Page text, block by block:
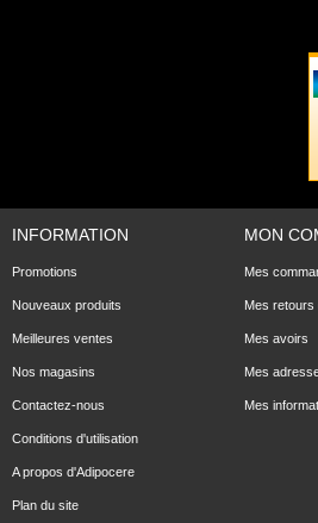
INFORMATION
Promotions
Nouveaux produits
Meilleures ventes
Nos magasins
Contactez-nous
Conditions d'utilisation
A propos d'Adipocere
Plan du site
MON
Mes
Mes retours
Mes avoirs
Mes
Mes